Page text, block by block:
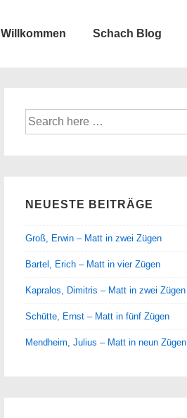
Willkommen Schach Blog
Suche
nach:
NEUESTE BEITRÄGE
Groß, Erwin – Matt in zwei Zügen
Bartel, Erich – Matt in vier Zügen
Kapralos, Dimitris – Matt in zwei Zügen
Schütte, Ernst – Matt in fünf Zügen
Mendheim, Julius – Matt in neun Zügen